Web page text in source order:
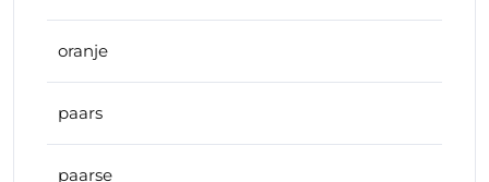
oranje
paars
paarse